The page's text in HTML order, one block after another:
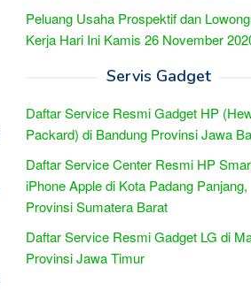
Peluang Usaha Prospektif dan
Kerja Hari Ini Kamis 26 November
Servis Gadget
Daftar Service Resmi Gadget HP
Packard) di Bandung Provinsi Jawa
Daftar Service Center Resmi HP
iPhone Apple di Kota Padang Panjang,
Provinsi Sumatera Barat
Daftar Service Resmi Gadget LG di
Provinsi Jawa Timur